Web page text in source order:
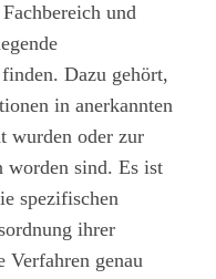
und
Dazu gehört,
in anerkannten
wurden oder zur
worden sind. Es ist
spezifischen
ihrer
Verfahren genau